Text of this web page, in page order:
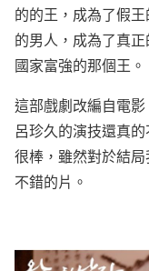
的的王，成為了假
的男人，成為了真
國家富強的那個王。
這部戲劇改編自電
呂珍久的演技還真
很棒，雖然對於結
不錯的片。